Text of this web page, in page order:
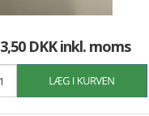
3,50 DKKinkl. moms